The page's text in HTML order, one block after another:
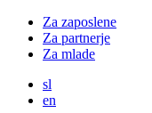
Za zaposlene
Za partnerje
Za mlade
sl
en